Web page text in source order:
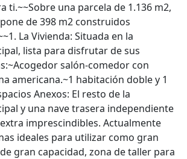
ti.~~Sobre una parcela de 1.136 m2,
de 398 m2 construidos
La Vivienda: Situada en la
lista para disfrutar de sus
salón-comedor con
americana.~1 habitación doble y 1
Anexos: El resto de la
y una nave trasera independiente
imprescindibles. Actualmente
ideales para utilizar como gran
gran capacidad, zona de taller para